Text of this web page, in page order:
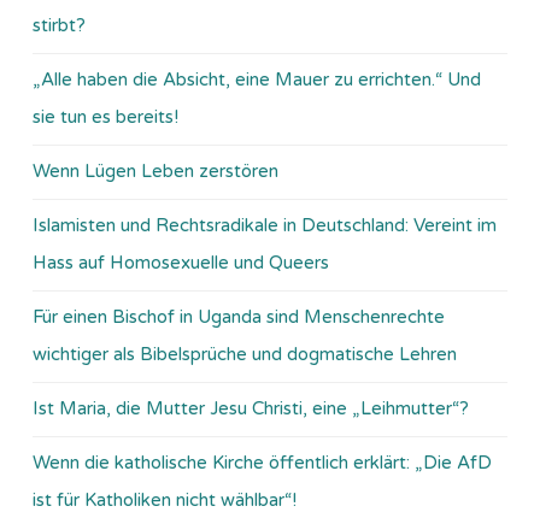
stirbt?
„Alle haben die Absicht, eine Mauer zu errichten.“ Und
sie tun es bereits!
Wenn Lügen Leben zerstören
Islamisten und Rechtsradikale in Deutschland: Vereint im
Hass auf Homosexuelle und Queers
Für einen Bischof in Uganda sind Menschenrechte
wichtiger als Bibelsprüche und dogmatische Lehren
Ist Maria, die Mutter Jesu Christi, eine „Leihmutter“?
Wenn die katholische Kirche öffentlich erklärt: „Die AfD
ist für Katholiken nicht wählbar“!